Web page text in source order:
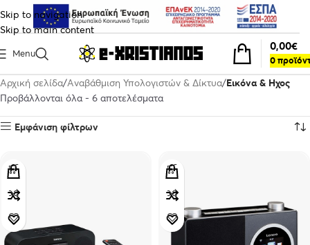
Skip to navigation
Skip to main content
Menu
0
0,00€
Αρχική σελίδα Αναβάθμιση Υπολογιστών & Δίκτυα Εικόνα & Ηχος
Προβάλλονται όλα - 6 αποτελέσματα
Εμφάνιση φίλτρων